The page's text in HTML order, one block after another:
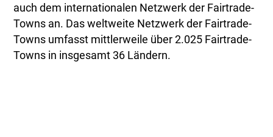
auch dem internationalen Netzwerk der Fairtrade-
Towns an. Das weltweite Netzwerk der Fairtrade-
Towns umfasst mittlerweile über 2.025 Fairtrade-
Towns in insgesamt 36 Ländern.